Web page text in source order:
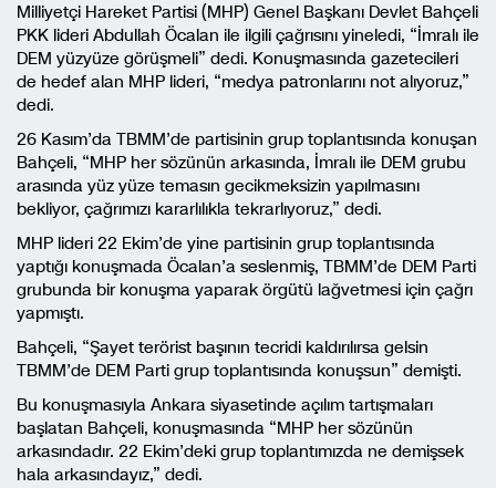
Milliyetçi Hareket Partisi (MHP) Genel Başkanı Devlet Bahçeli
PKK lideri Abdullah Öcalan ile ilgili çağrısını yineledi, “İmralı ile
DEM yüzyüze görüşmeli” dedi. Konuşmasında gazetecileri
de hedef alan MHP lideri, “medya patronlarını not alıyoruz,”
dedi.
26 Kasım’da TBMM’de partisinin grup toplantısında konuşan
Bahçeli, “MHP her sözünün arkasında, İmralı ile DEM grubu
arasında yüz yüze temasın gecikmeksizin yapılmasını
bekliyor, çağrımızı kararlılıkla tekrarlıyoruz,” dedi.
MHP lideri 22 Ekim’de yine partisinin grup toplantısında
yaptığı konuşmada Öcalan’a seslenmiş, TBMM’de DEM Parti
grubunda bir konuşma yaparak örgütü lağvetmesi için çağrı
yapmıştı.
Bahçeli, “Şayet terörist başının tecridi kaldırılırsa gelsin
TBMM’de DEM Parti grup toplantısında konuşsun” demişti.
Bu konuşmasıyla Ankara siyasetinde açılım tartışmaları
başlatan Bahçeli, konuşmasında “MHP her sözünün
arkasındadır. 22 Ekim’deki grup toplantımızda ne demişsek
hala arkasındayız,” dedi.